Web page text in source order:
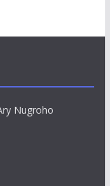
Nugroho